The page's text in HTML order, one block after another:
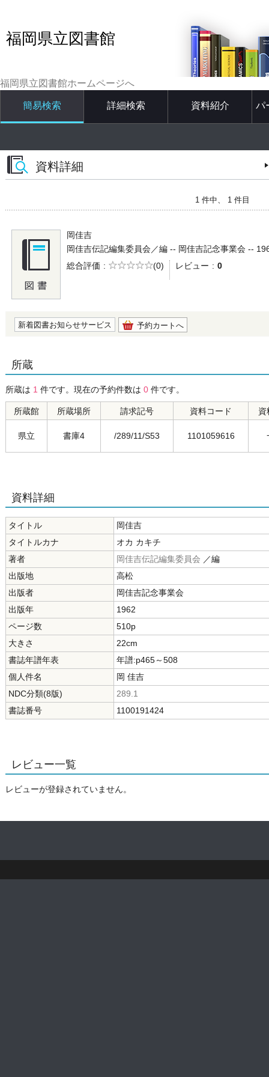
福岡県立図書館
福岡県立図書館ホームページへ
簡易検索 詳細検索 資料紹介 パ
資料詳細
1 件中、 1 件目
岡佳吉
岡佳吉伝記編集委員会／編 -- 岡佳吉記念事業会 --
総合評価
5段階評価
(0) レビュー 0
新着図書お知らせサービス 予約カートへ
所蔵
所蔵は 1 件です。現在の予約件数は 0 件です。
所蔵館 所蔵場所 請求記号 資料コード 資
県立 書庫4 /289/11/S53 1101059616
資料詳細
タイトル
岡佳吉
タイトルカナ
オカ カキチ
著者
岡佳吉伝記編集委員会 ／編
出版地
高松
出版者
岡佳吉記念事業会
出版年
1962
ページ数
510p
大きさ
22cm
書誌年譜年表
年譜:p465～508
個人件名
岡 佳吉
NDC分類(8版)
289.1
書誌番号
1100191424
レビュー一覧
レビューが登録されていません。